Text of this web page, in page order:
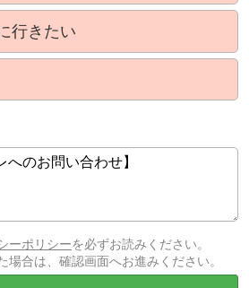
行きたい
ーポリシーを必ずお読みください。
場合は、確認画面へお進みください。